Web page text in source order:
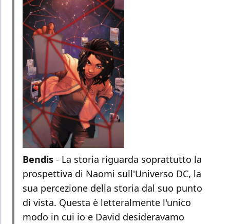
Bendis - La storia riguarda soprattutto la
prospettiva di Naomi sull'Universo DC, la
sua percezione della storia dal suo punto
di vista. Questa è letteralmente l'unico
modo in cui io e David desideravamo